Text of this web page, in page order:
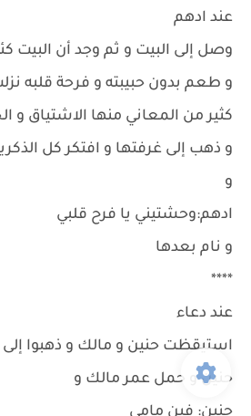
عند ادهم
وصل إلى البيت و ثم وجد أن البيت
و طعم بدون حبيبته و فرحة قلبه
كثير من المعاني منها الاشتياق و
و ذهب إلى غرفتها و افتكر كل
و
ادهم:وحشتيني يا فرح قلبي
و نام بعدها
****
عند دعاء
استيقظت حنين و مالك و ذهبوا
حنين و حمل عمر مالك و
حنين: فين مامي